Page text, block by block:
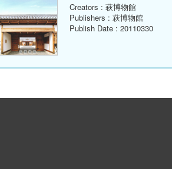
Creators : 萩博物館
Publishers : 萩博物館
Publish Date : 20110330